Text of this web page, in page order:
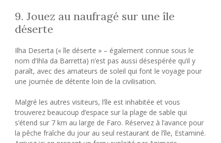
9. Jouez au naufragé sur une île
déserte
Ilha Deserta (« île déserte » – également connue sous le
nom d’Ihla da Barretta) n’est pas aussi désespérée qu’il y
paraît, avec des amateurs de soleil qui font le voyage pour
une journée de détente loin de la civilisation.
Malgré les autres visiteurs, l’île est inhabitée et vous
trouverez beaucoup d’espace sur la plage de sable qui
s’étend sur 7 km au large de Faro. Réservez à l’avance pour
la pêche fraîche du jour au seul restaurant de l’île, Estaminé.